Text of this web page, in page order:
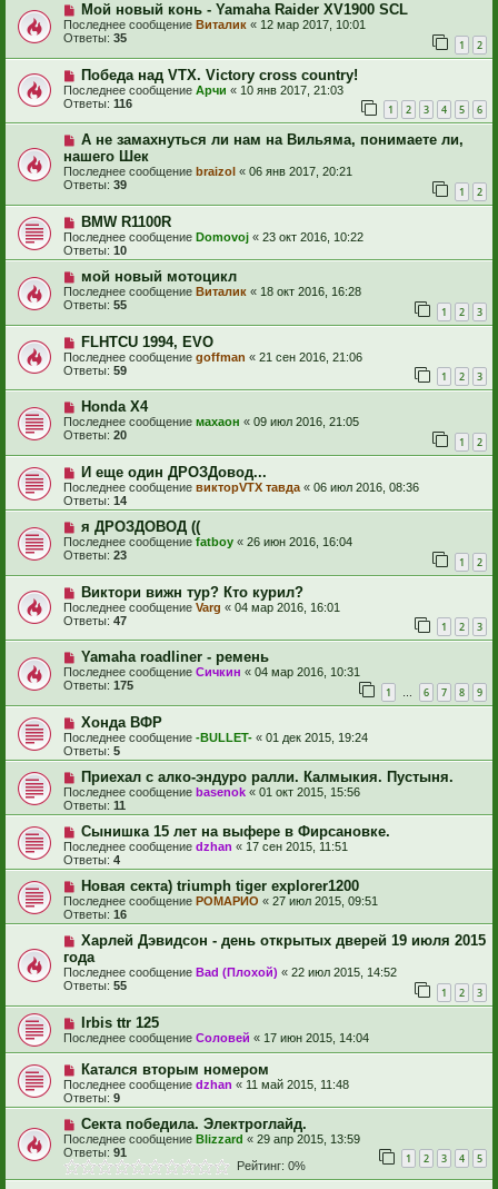
Мой новый конь - Yamaha Raider XV1900 SCL
Последнее сообщение Виталик « 12 мар 2017, 10:01
Ответы: 35 1 2
Победа над VTX. Victory cross country!
Последнее сообщение Арчи « 10 янв 2017, 21:03
Ответы: 116 1 2 3 4 5 6
А не замахнуться ли нам на Вильяма, понимаете ли,
нашего Шек
Последнее сообщение braizol « 06 янв 2017, 20:21
Ответы: 39 1 2
BMW R1100R
Последнее сообщение Domovoj « 23 окт 2016, 10:22
Ответы: 10
мой новый мотоцикл
Последнее сообщение Виталик « 18 окт 2016, 16:28
Ответы: 55 1 2 3
FLHTCU 1994, EVO
Последнее сообщение goffman « 21 сен 2016, 21:06
Ответы: 59 1 2 3
Honda X4
Последнее сообщение махаон « 09 июл 2016, 21:05
Ответы: 20 1 2
И еще один ДРОЗДовод...
Последнее сообщение викторVTX тавда « 06 июл 2016, 08:36
Ответы: 14
я ДРОЗДОВОД ((
Последнее сообщение fatboy « 26 июн 2016, 16:04
Ответы: 23 1 2
Виктори вижн тур? Кто курил?
Последнее сообщение Varg « 04 мар 2016, 16:01
Ответы: 47 1 2 3
Yamaha roadliner - ремень
Последнее сообщение Сичкин « 04 мар 2016, 10:31
Ответы: 175 1 … 6 7 8 9
Хонда ВФР
Последнее сообщение -BULLET- « 01 дек 2015, 19:24
Ответы: 5
Приехал с алко-эндуро ралли. Калмыкия. Пустыня.
Последнее сообщение basenok « 01 окт 2015, 15:56
Ответы: 11
Сынишка 15 лет на выфере в Фирсановке.
Последнее сообщение dzhan « 17 сен 2015, 11:51
Ответы: 4
Новая секта) triumph tiger explorer1200
Последнее сообщение РОМАРИО « 27 июл 2015, 09:51
Ответы: 16
Харлей Дэвидсон - день открытых дверей 19 июля 2015
года
Последнее сообщение Bad (Плохой) « 22 июл 2015, 14:52
Ответы: 55 1 2 3
Irbis ttr 125
Последнее сообщение Соловей « 17 июн 2015, 14:04
Катался вторым номером
Последнее сообщение dzhan « 11 май 2015, 11:48
Ответы: 9
Секта победила. Электроглайд.
Последнее сообщение Blizzard « 29 апр 2015, 13:59
Ответы: 91 1 2 3 4 5
Рейтинг: 0%